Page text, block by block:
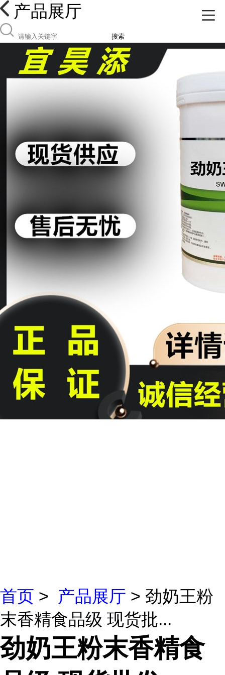
产品展厅
搜索
首页 > 产品展厅 > 劲奶王粉
末香精食品级 现货批...
劲奶王粉末香精食